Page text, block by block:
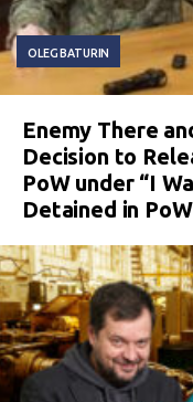
OLEG BATURIN
Enemy There
Decision to
PoW under “I
Detained in